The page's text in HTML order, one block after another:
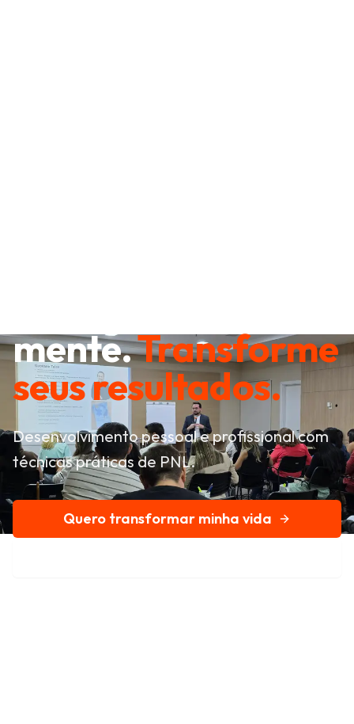
mente.Transforme
seus resultados.
Desenvolvimento pessoal e profissional com
técnicas práticas de PNL.
Quero transformar minha vida